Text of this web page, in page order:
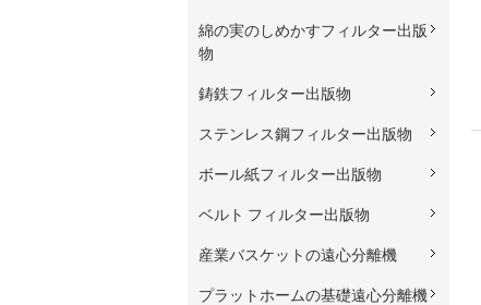
綿の実のしめかすフィルター出版
物
鋳鉄フィルター出版物
ステンレス鋼フィルター出版物
ボール紙フィルター出版物
ベルト フィルター出版物
産業バスケットの遠心分離機
プラットホームの基礎遠心分離機